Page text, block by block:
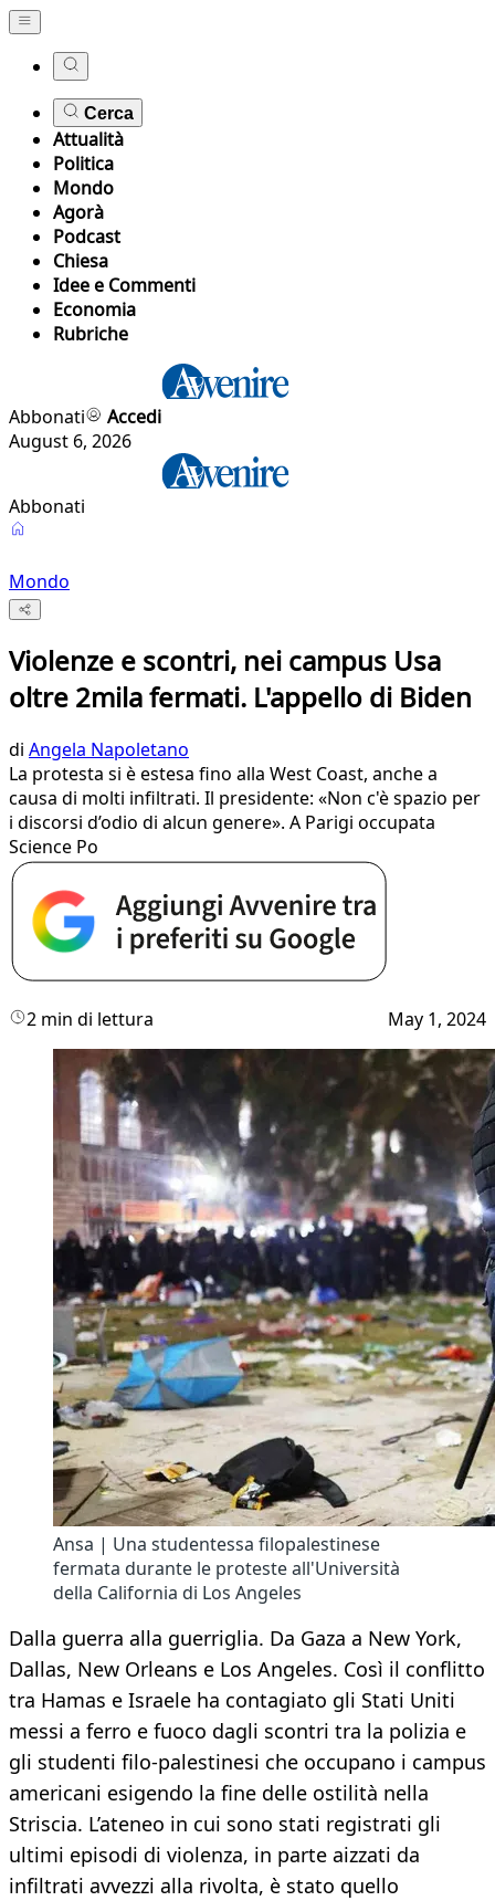
Cerca
Attualità
Politica
Mondo
Agorà
Podcast
Chiesa
Idee e Commenti
Economia
Rubriche
Abbonati
Accedi
August 6, 2026
Abbonati
Mondo
Violenze e scontri, nei campus Usa
oltre 2mila fermati. L'appello di Biden
di Angela Napoletano
La protesta si è estesa fino alla West Coast, anche a
causa di molti infiltrati. Il presidente: «Non c'è spazio per
i discorsi d’odio di alcun genere». A Parigi occupata
Science Po
2 min di lettura May 1, 2024
Ansa | Una studentessa filopalestinese
fermata durante le proteste all'Università
della California di Los Angeles
Dalla guerra alla guerriglia. Da Gaza a New York,
Dallas, New Orleans e Los Angeles. Così il conflitto
tra Hamas e Israele ha contagiato gli Stati Uniti
messi a ferro e fuoco dagli scontri tra la polizia e
gli studenti filo-palestinesi che occupano i campus
americani esigendo la fine delle ostilità nella
Striscia. L’ateneo in cui sono stati registrati gli
ultimi episodi di violenza, in parte aizzati da
infiltrati avvezzi alla rivolta, è stato quello